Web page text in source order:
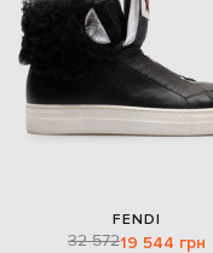
FENDI
32 57219 544 грн